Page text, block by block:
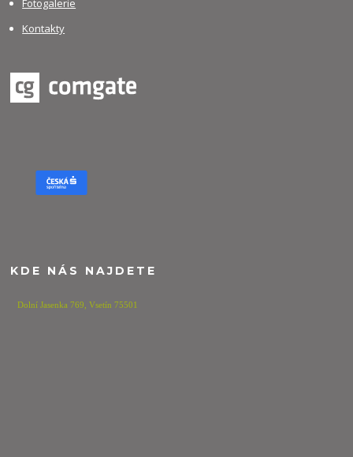
Fotogalerie
Kontakty
KDE NÁS NAJDETE
Dolní Jasenka 769,Vsetín 75501